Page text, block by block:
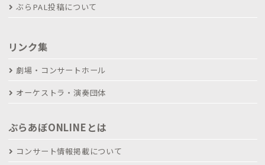
ぶらPAL投稿について
リンク集
劇場・コンサートホール
オーケストラ・演奏団体
ぶらあぼONLINEとは
コンサート情報掲載について